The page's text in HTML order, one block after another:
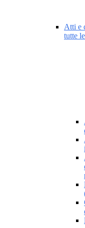
Atti e
tutte